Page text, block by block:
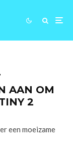
AAN OM
2
een moeizame